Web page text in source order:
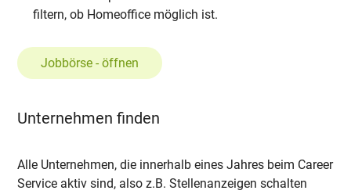
filtern, ob Homeoffice möglich ist.
Jobbörse - öffnen
Unternehmen finden
Alle Unternehmen, die innerhalb eines Jahres beim Career
Service aktiv sind, also z.B. Stellenanzeigen schalten